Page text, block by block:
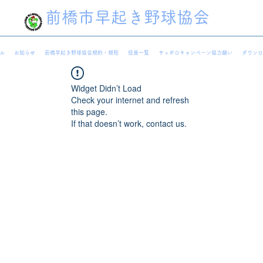
前橋市早起き野球協会
お知らせ 前橋早起き野球協会規約・規程 役員一覧 サッポロキャンペーン協力願い ダウン
Widget Didn’t Load
Check your internet and refresh
this page.
If that doesn’t work, contact us.